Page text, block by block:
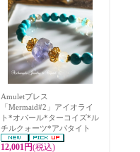
Amuletブレス
「Mermaid#2」アイオライ
ト*オパール*ターコイズ*ル
チルクォーツ*アパタイト
12,001円(税込)